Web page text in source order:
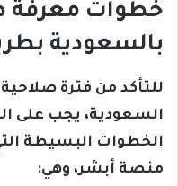
خطوات معرفة
بالسعودية
للتأكد من فترة
السعودية، يجب على
الخطوات البسيطة
منصة أبشر، وهي: